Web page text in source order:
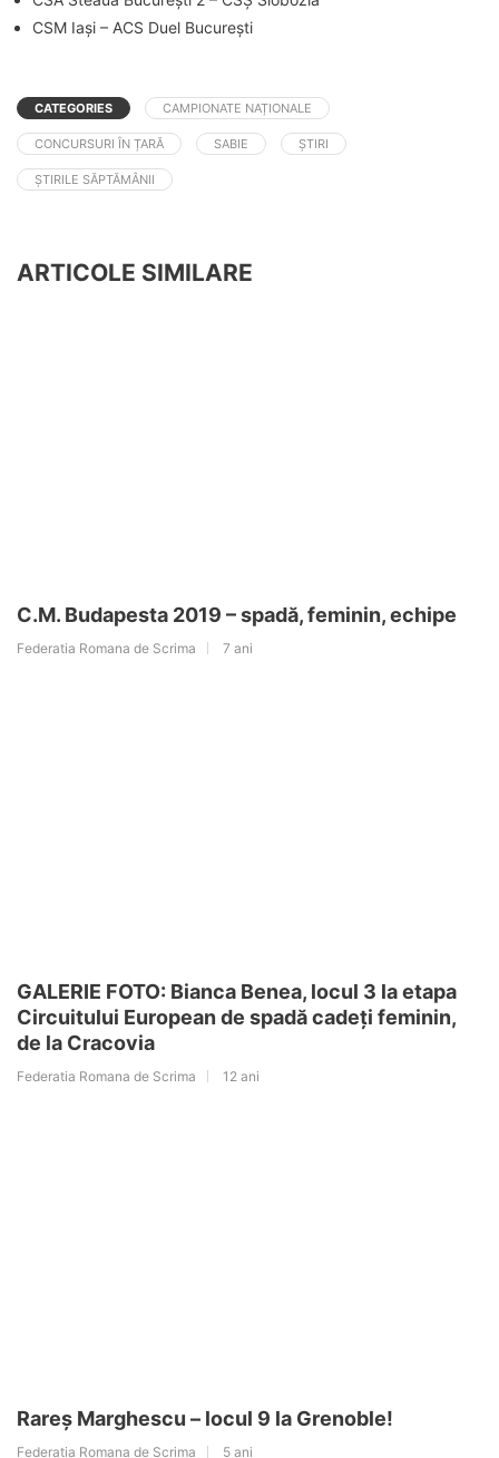
CSM Iași – ACS Duel București
CATEGORIES CAMPIONATE NAȚIONALE
CONCURSURI ÎN ȚARĂ SABIE ȘTIRI
ȘTIRILE SĂPTĂMÂNII
ARTICOLE SIMILARE
C.M. Budapesta 2019 – spadă, feminin, echipe
Federatia Romana de Scrima 7 ani
GALERIE FOTO: Bianca Benea, locul 3 la etapa
Circuitului European de spadă cadeți feminin,
de la Cracovia
Federatia Romana de Scrima 12 ani
Rareș Marghescu – locul 9 la Grenoble!
Federatia Romana de Scrima 5 ani